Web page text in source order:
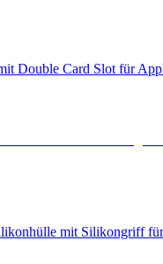
Double Card Slot für
mit Silikongriff